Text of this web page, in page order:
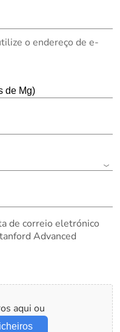
o endereço de e-
de correio eletrónico
Advanced
aqui ou